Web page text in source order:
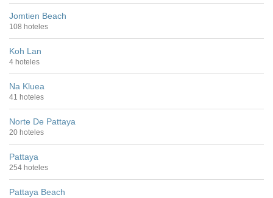
Jomtien Beach
108 hoteles
Koh Lan
4 hoteles
Na Kluea
41 hoteles
Norte De Pattaya
20 hoteles
Pattaya
254 hoteles
Pattaya Beach